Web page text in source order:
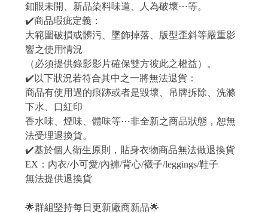
釦眼未開、新品染料味道、人為破壞⋯等。
✔️商品瑕疵定義：
大範圍破損或髒污、墜飾掉落、版型歪斜等嚴重影
響之使用情況
（必須提供錄影影片確保雙方彼此之權益）。
✔️以下狀況若符合其中之一將無法退貨：
商品有使用過的痕跡或者是毀壞、吊牌拆除、洗滌
下水、口紅印
香水味、煙味、體味等⋯非全新之商品狀態，恕無
法受理退換貨。
✔️基於個人衛生原則，貼身衣物商品無法做退換貨
EX：內衣/小可愛/內褲/背心/襪子/leggings/鞋子
無法提供退換貨
🌟群組堅持每日更新廠商新品🌟